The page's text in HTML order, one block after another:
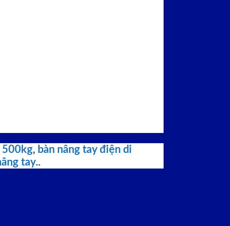
500kg, bàn nâng tay điện di
tay..